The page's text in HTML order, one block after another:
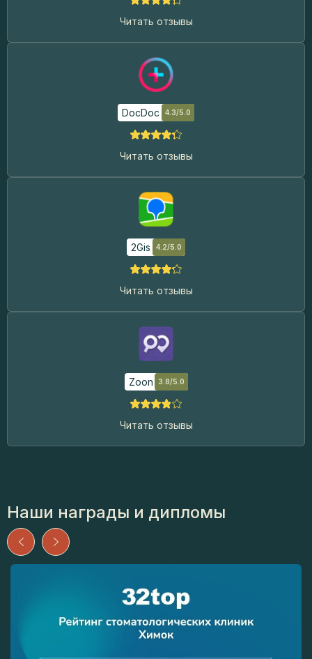
Читать отзывы
DocDoc 4.3/5.0
Читать отзывы
2Gis 4.2/5.0
Читать отзывы
Zoon 3.8/5.0
Читать отзывы
Наши награды и дипломы